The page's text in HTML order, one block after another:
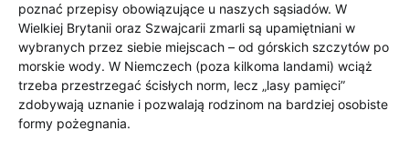
poznać przepisy obowiązujące u naszych sąsiadów. W
Wielkiej Brytanii oraz Szwajcarii zmarli są upamiętniani w
wybranych przez siebie miejscach – od górskich szczytów po
morskie wody. W Niemczech (poza kilkoma landami) wciąż
trzeba przestrzegać ścisłych norm, lecz „lasy pamięci”
zdobywają uznanie i pozwalają rodzinom na bardziej osobiste
formy pożegnania.